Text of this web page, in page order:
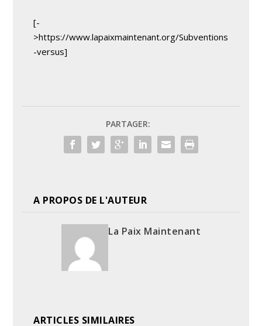
[-
>https://www.lapaixmaintenant.org/Subventions
-versus]
PARTAGER:
A PROPOS DE L'AUTEUR
La Paix Maintenant
ARTICLES SIMILAIRES